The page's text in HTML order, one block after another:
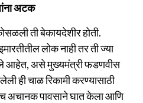
अटक
ती बेकायदेशीर होती.
लोक नाही तर ती ज्या
आहेत, असे मुख्यमंत्री फडणवीस
ही चाळ रिकामी करण्यासाठी
अचानक पावसाने घात केला आणि